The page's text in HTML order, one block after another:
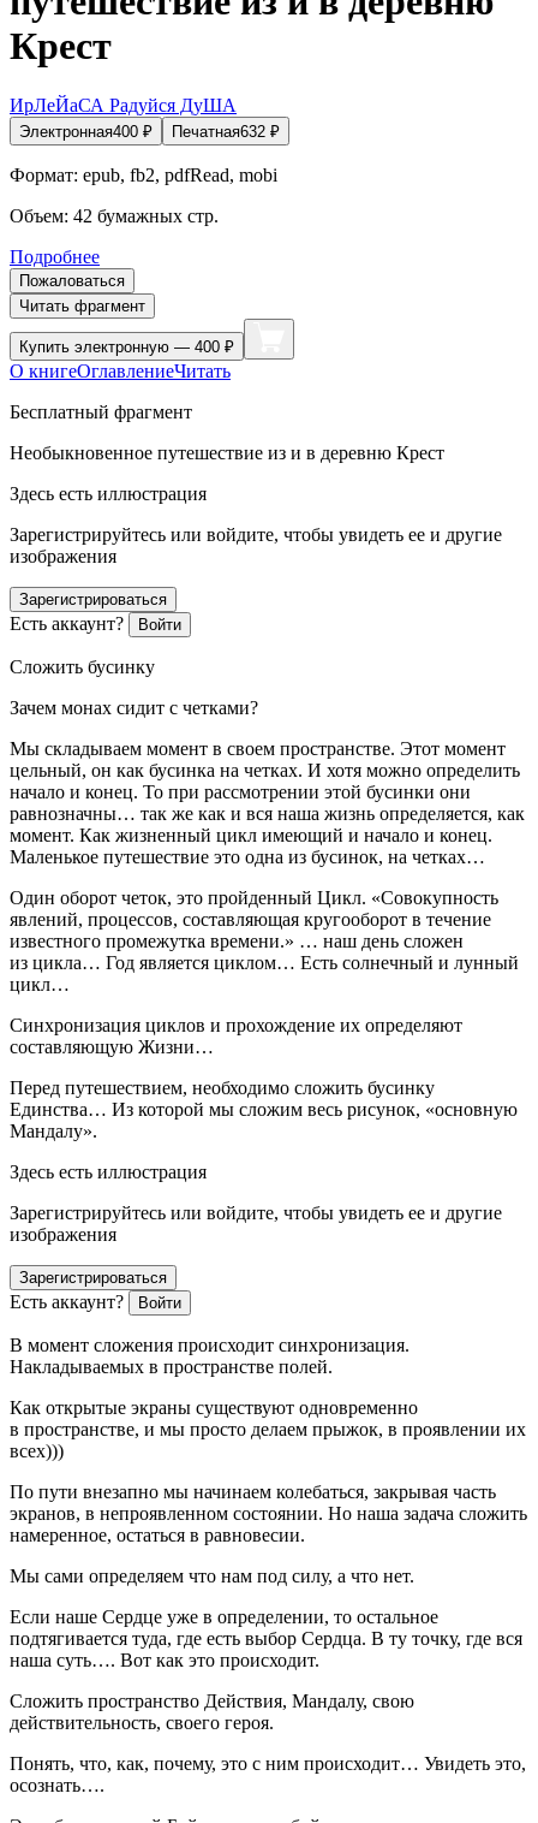
Крест
ИрЛеЙаСА Радуйся ДуША
Электронная400 ₽ Печатная632 ₽
Формат: epub, fb2, pdfRead, mobi
Объем: 42 бумажных стр.
Подробнее
Пожаловаться
Читать фрагмент
Купить электронную — 400 ₽
О книгеОглавлениеЧитать
Бесплатный фрагмент
Необыкновенное путешествие из и в деревню Крест
Здесь есть иллюстрация
Зарегистрируйтесь или войдите, чтобы увидеть ее и другие
изображения
Зарегистрироваться
Есть аккаунт? Войти
Сложить бусинку
Зачем монах сидит с четками?
Мы складываем момент в своем пространстве. Этот момент
цельный, он как бусинка на четках. И хотя можно определить
начало и конец. То при рассмотрении этой бусинки они
равнозначны… так же как и вся наша жизнь определяется, как
момент. Как жизненный цикл имеющий и начало и конец.
Маленькое путешествие это одна из бусинок, на четках…
Один оборот четок, это пройденный Цикл. «Совокупность
явлений, процессов, составляющая кругооборот в течение
известного промежутка времени.» … наш день сложен
из цикла… Год является циклом… Есть солнечный и лунный
цикл…
Синхронизация циклов и прохождение их определяют
составляющую Жизни…
Перед путешествием, необходимо сложить бусинку
Единства… Из которой мы сложим весь рисунок, «основную
Мандалу».
Здесь есть иллюстрация
Зарегистрируйтесь или войдите, чтобы увидеть ее и другие
изображения
Зарегистрироваться
Есть аккаунт? Войти
В момент сложения происходит синхронизация.
Накладываемых в пространстве полей.
Как открытые экраны существуют одновременно
в пространстве, и мы просто делаем прыжок, в проявлении их
всех)))
По пути внезапно мы начинаем колебаться, закрывая часть
экранов, в непроявленном состоянии. Но наша задача сложить
намеренное, остаться в равновесии.
Мы сами определяем что нам под силу, а что нет.
Если наше Сердце уже в определении, то остальное
подтягивается туда, где есть выбор Сердца. В ту точку, где вся
наша суть…. Вот как это происходит.
Сложить пространство Действия, Мандалу, свою
действительность, своего героя.
Понять, что, как, почему, это с ним происходит… Увидеть это,
осознать….